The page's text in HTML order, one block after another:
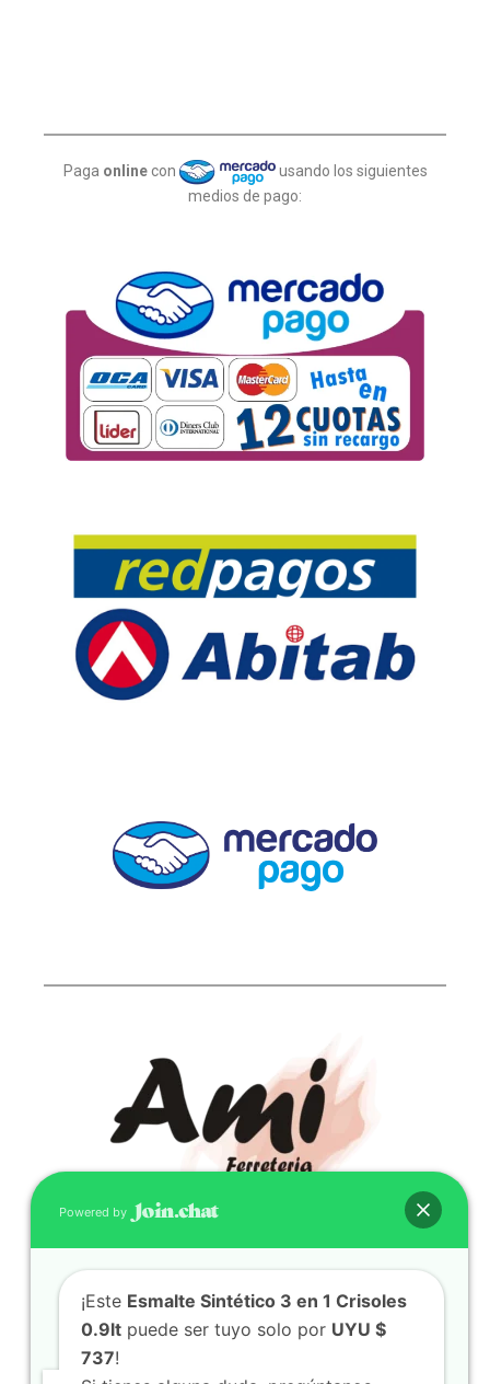
Paga online con
usando los siguientes
medios de pago:
CONTACTO
(598) 099 466 212
Powered by
¡Este Esmalte Sintético 3 en 1 Crisoles
0.9lt puede ser tuyo solo por UYU $
737!